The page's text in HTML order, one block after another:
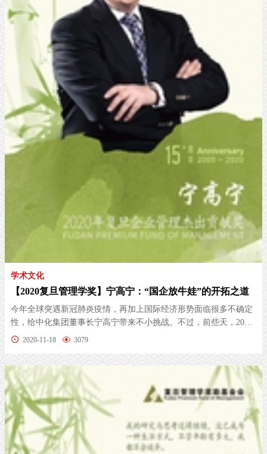
学术文化
【2020复旦管理学奖】宁高宁：“国企放牛娃”的开拓之道
今年全球突遇新冠肺炎疫情，再加上国际经济形势面临很多不确定
性，给中化集团董事长宁高宁带来不小挑战。不过，前些天，2020
中国绿公...
2020-11-18 3079